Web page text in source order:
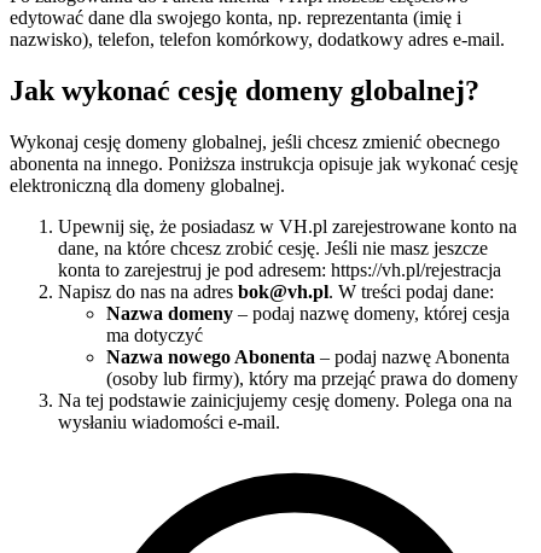
edytować dane dla swojego konta, np. reprezentanta (imię i
nazwisko), telefon, telefon komórkowy, dodatkowy adres e-mail.
Jak wykonać cesję domeny globalnej?
Wykonaj cesję domeny globalnej, jeśli chcesz zmienić obecnego
abonenta na innego. Poniższa instrukcja opisuje jak wykonać cesję
elektroniczną dla domeny globalnej.
Upewnij się, że posiadasz w VH.pl zarejestrowane konto na
dane, na które chcesz zrobić cesję. Jeśli nie masz jeszcze
konta to zarejestruj je pod adresem: https://vh.pl/rejestracja
Napisz do nas na adres bok@vh.pl. W treści podaj dane:
Nazwa domeny – podaj nazwę domeny, której cesja
ma dotyczyć
Nazwa nowego Abonenta – podaj nazwę Abonenta
(osoby lub firmy), który ma przejąć prawa do domeny
Na tej podstawie zainicjujemy cesję domeny. Polega ona na
wysłaniu wiadomości e-mail.